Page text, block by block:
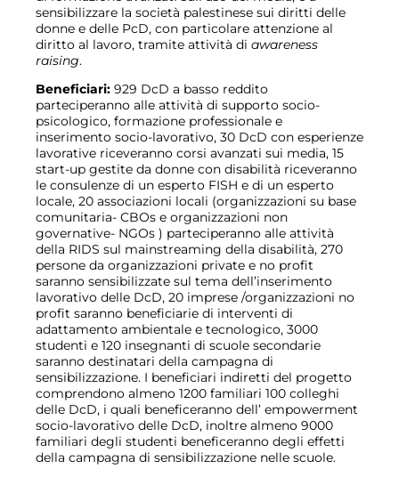
sensibilizzare la società palestinese sui diritti delle
donne e delle PcD, con particolare attenzione al
diritto al lavoro, tramite attività di awareness
raising.
Beneficiari: 929 DcD a basso reddito
parteciperanno alle attività di supporto socio-
psicologico, formazione professionale e
inserimento socio-lavorativo, 30 DcD con esperienze
lavorative riceveranno corsi avanzati sui media, 15
start-up gestite da donne con disabilità riceveranno
le consulenze di un esperto FISH e di un esperto
locale, 20 associazioni locali (organizzazioni su base
comunitaria- CBOs e organizzazioni non
governative- NGOs ) parteciperanno alle attività
della RIDS sul mainstreaming della disabilità, 270
persone da organizzazioni private e no profit
saranno sensibilizzate sul tema dell’inserimento
lavorativo delle DcD, 20 imprese /organizzazioni no
profit saranno beneficiarie di interventi di
adattamento ambientale e tecnologico, 3000
studenti e 120 insegnanti di scuole secondarie
saranno destinatari della campagna di
sensibilizzazione. I beneficiari indiretti del progetto
comprendono almeno 1200 familiari 100 colleghi
delle DcD, i quali beneficeranno dell’ empowerment
socio-lavorativo delle DcD, inoltre almeno 9000
familiari degli studenti beneficeranno degli effetti
della campagna di sensibilizzazione nelle scuole.